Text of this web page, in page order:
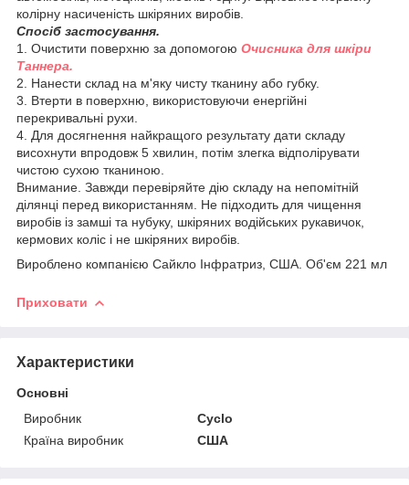
колірну насиченість шкіряних виробів.
Спосіб застосування.
1. Очистити поверхню за допомогою Очисника для шкіри
Таннера.
2. Нанести склад на м'яку чисту тканину або губку.
3. Втерти в поверхню, використовуючи енергійні
перекривальні рухи.
4. Для досягнення найкращого результату дати складу
висохнути впродовж 5 хвилин, потім злегка відполірувати
чистою сухою тканиною.
Внимание. Завжди перевіряйте дію складу на непомітній
ділянці перед використанням. Не підходить для чищення
виробів із замші та нубуку, шкіряних водійських рукавичок,
кермових коліс і не шкіряних виробів.
Вироблено компанією Сайкло Інфратриз, США. Об'єм 221 мл
Приховати
Характеристики
Основні
Виробник
Cyclo
Країна виробник
США